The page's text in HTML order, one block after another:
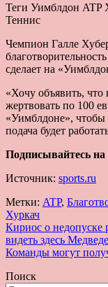
Теги Уимблдон ATP
Теннис
Чемпион Галле
сделает на
«Хочу объявить, что
жертвовать по 100
«Уимблдоне»,
подача будет
Подписывайтесь на
Источник: sports.ru
Метки: ATP,
Хуркач
Навигация
по
Кириос о недопуске
видеть здесь
Команды могут
Поиск